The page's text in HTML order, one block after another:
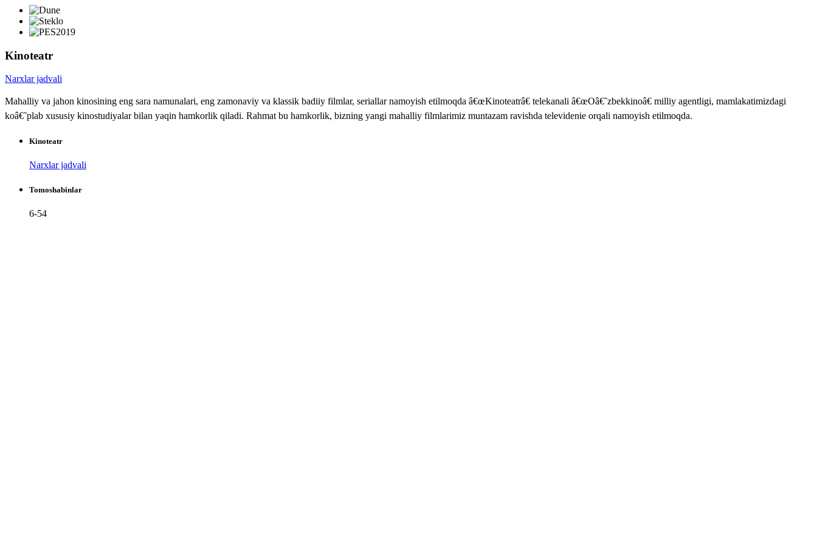
Kinoteatr
Narxlar jadvali
Mahalliy va jahon kinosining eng sara namunalari, eng zamonaviy va klassik badiiy filmlar, seriallar namoyish etilmoqda â€œKinoteatrâ€ telekanali â€œOâ€˜zbekkinoâ€ milliy agentligi, mamlakatimizdagi
koâ€˜plab xususiy kinostudiyalar bilan yaqin hamkorlik qiladi. Rahmat bu hamkorlik, bizning yangi mahalliy filmlarimiz muntazam ravishda televidenie orqali namoyish etilmoqda.
Kinoteatr
Narxlar jadvali
Tomoshabinlar
6-54